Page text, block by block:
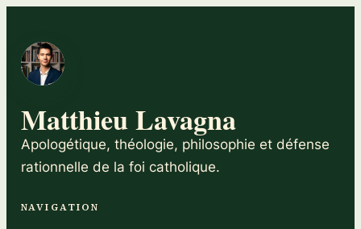
Matthieu Lavagna
Apologétique, théologie, philosophie et défense
rationnelle de la foi catholique.
NAVIGATION